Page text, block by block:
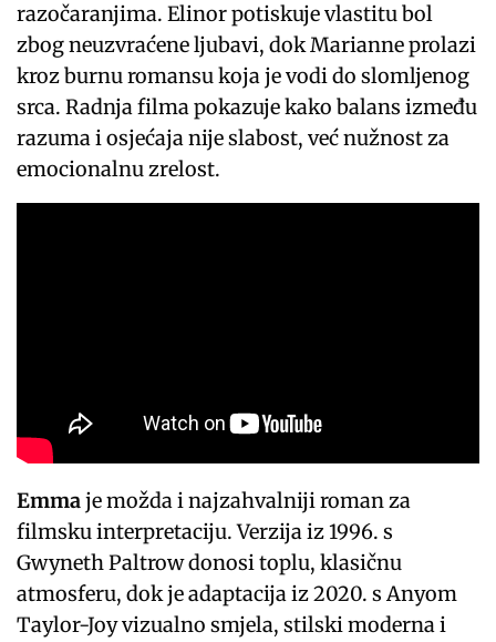
razočaranjima. Elinor potiskuje vlastitu bol
zbog neuzvraćene ljubavi, dok Marianne prolazi
kroz burnu romansu koja je vodi do slomljenog
srca. Radnja filma pokazuje kako balans između
razuma i osjećaja nije slabost, već nužnost za
emocionalnu zrelost.
Emmaje možda i najzahvalniji roman za
filmsku interpretaciju. Verzija iz 1996. s
Gwyneth Paltrow donosi toplu, klasičnu
atmosferu, dok je adaptacija iz 2020. s Anyom
Taylor-Joy vizualno smjela, stilski moderna i